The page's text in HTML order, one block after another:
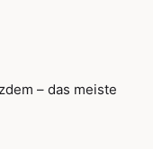
– das meiste